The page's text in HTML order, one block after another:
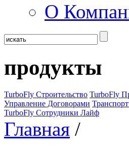
О
продукты
TurboFly Строительство TurboFly
Управление Договорами
TurboFly Сотрудники Лайф
Главная /